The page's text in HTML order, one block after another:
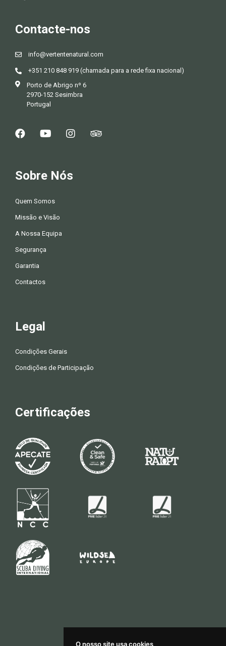
O nosso site usa cookies
Contacte-nos
info@vertentenatural.com
+351 210 848 919 (chamada para a rede fixa nacional)
Porto de Abrigo nº 6
2970-152 Sesimbra
Portugal
Sobre Nós
Quem Somos
Missão e Visão
A Nossa Equipa
Segurança
Garantia
Contactos
Legal
Condições Gerais
Condições de Participação
Certificações